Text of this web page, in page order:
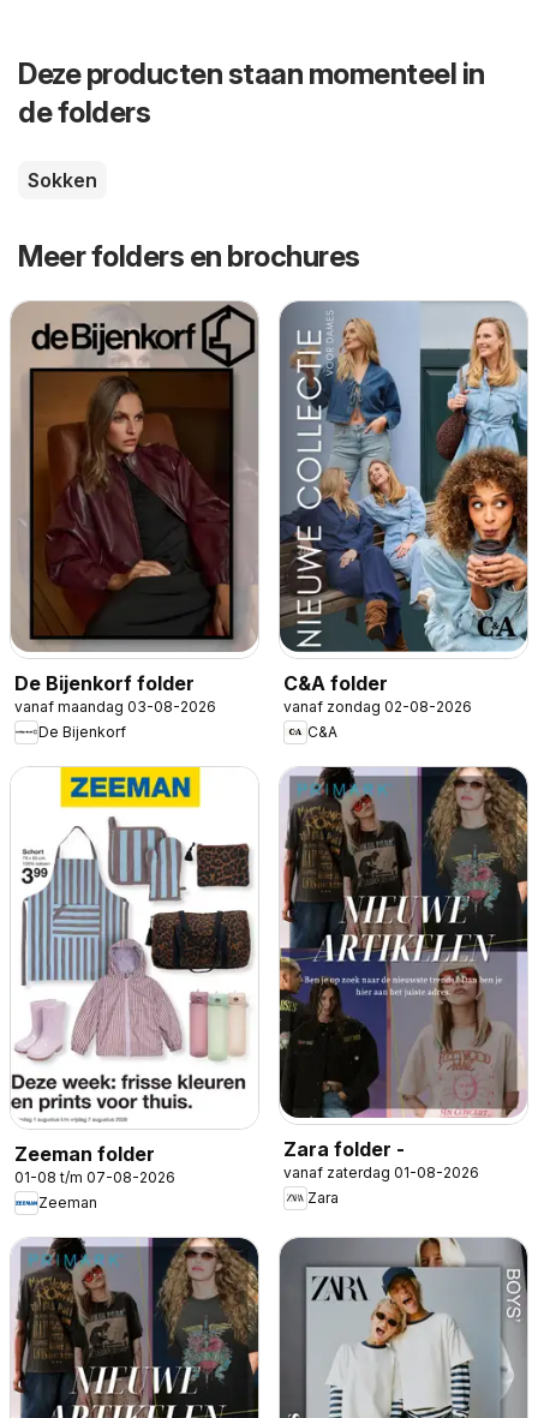
Deze producten staan momenteel in
de folders
Sokken
Meer folders en brochures
De Bijenkorf folder
vanaf maandag 03-08-2026
De Bijenkorf
C&A folder
vanaf zondag 02-08-2026
C&A
Zeeman folder
01-08 t/m 07-08-2026
Zeeman
Zara folder -
vanaf zaterdag 01-08-2026
Zara